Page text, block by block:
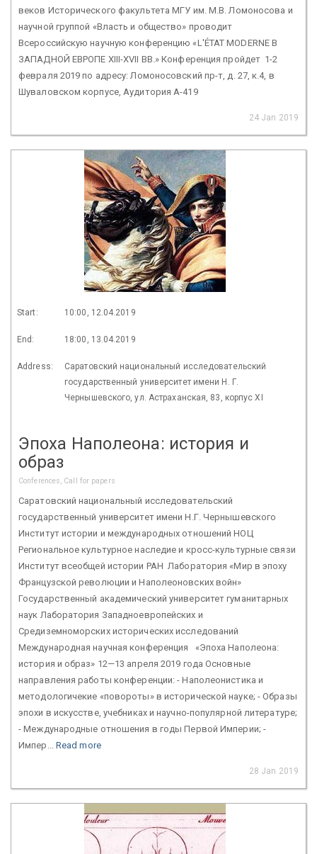
веков Исторического факультета МГУ им. М.В. Ломоносова и
научной группой «Власть и общество» проводит
Всероссийскую научную конференцию «L'ÉTAT MODERNE В
ЗАПАДНОЙ ЕВРОПЕ XIII-XVII ВВ.» Конференция пройдет 1-2
февраля 2019 по адресу: Ломоносовский пр-т, д. 27, к.4, в
Шуваловском корпусе, Аудитория А-419
24 Jan 2019
Start: 10:00, 12.04.2019
End: 18:00, 13.04.2019
Address:
Саратовский национальный исследовательский
государственный университет имени Н. Г.
Чернышевского, ул. Астраханская, 83, корпус XI
Эпоха Наполеона: история и
образ
Conferences, Call for papers
Саратовский национальный исследовательский
государственный университет имени Н.Г. Чернышевского
Институт истории и международных отношений НОЦ
Региональное культурное наследие и кросс-культурные связи
Институт всеобщей истории РАН Лаборатория «Мир в эпоху
Французской революции и Наполеоновских войн»
Государственный академический университет гуманитарных
наук Лаборатория Западноевропейских и
Средиземноморских исторических исследований
Международная научная конференция «Эпоха Наполеона:
история и образ» 12—13 апреля 2019 года Основные
направления работы конференции: - Наполеонистика и
методологичекие «повороты» в исторической науке; - Образы
эпохи в искусстве, учебниках и научно-популярной литературе;
- Международные отношения в годы Первой Империи; -
Импер... Read more
28 Jan 2019